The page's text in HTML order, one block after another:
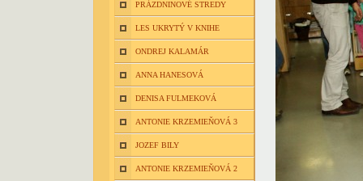
PRÁZDNINOVÉ STREDY
LES UKRYTÝ V KNIHE
ONDREJ KALAMÁR
ANNA HANESOVÁ
DENISA FULMEKOVÁ
ANTONIE KRZEMIEŇOVÁ 3
JOZEF BILY
ANTONIE KRZEMIEŇOVÁ 2